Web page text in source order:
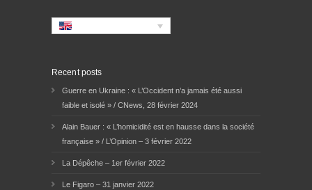
Recent posts
Guerre en Ukraine : « L’Occident n’a jamais été aussi
faible et isolé » / CNews, 28 février 2024
Alain Bauer : « L’homicidité est en hausse dans la société
française » / L’Opinion – 3 février 2022
La Dépêche – 1er février 2022
Le Figaro – 31 janvier 2022